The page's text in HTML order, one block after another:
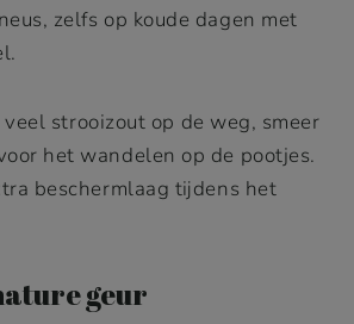
zelfs op koude dagen met
strooizout op de weg, smeer
het wandelen op de pootjes.
beschermlaag tijdens het
geur